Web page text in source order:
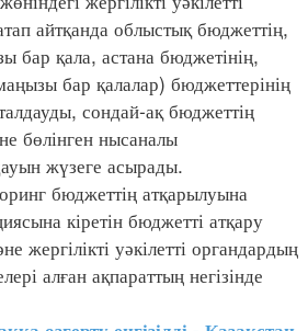
айтқанда облыстық бюджеттің,
бар қала, астана бюджетінің,
бар қалалар) бюджеттерінің
сондай-ақ бюджеттің
бөлінген нысаналы
жүзеге асырады.
бюджеттің атқарылуына
кіретін бюджетті атқару
жергілікті уәкілетті органдардың
алған ақпараттың негізінде